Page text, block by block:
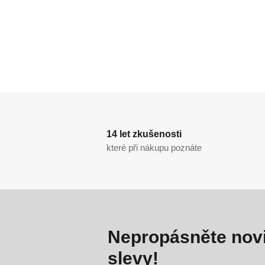
14 let zkušenosti
které při nákupu poznáte
Nepropásněte
slevy!